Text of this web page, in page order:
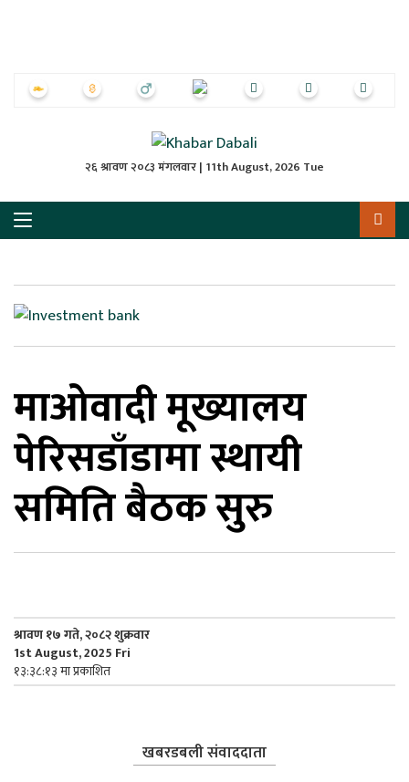
२६ श्रावण २०८३ मंगलवार | 11th August, 2026 Tue
माओवादी मूख्यालय
पेरिसडाँडामा स्थायी
समिति बैठक सुरु
श्रावण १७ गते, २०८२ शुक्रवार
1st August, 2025 Fri
१३:३८:१३ मा प्रकाशित
खबरडबली संवाददाता